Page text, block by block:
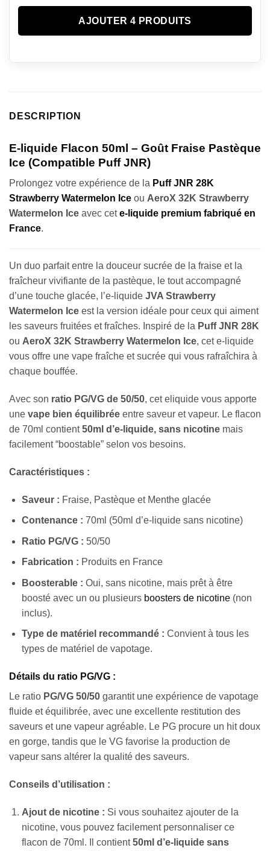
AJOUTER 4 PRODUITS
DESCRIPTION
E-liquide Flacon 50ml – Goût Fraise Pastèque
Ice (Compatible Puff JNR)
Prolongez votre expérience de la Puff JNR 28K
Strawberry Watermelon Ice ou AeroX 32K Strawberry
Watermelon Ice avec cete-liquide premium fabriqué en
France.
Un duo parfait entre la douceur sucrée de la fraise et la
fraîcheur vivifiante de la pastèque, le tout accompagné
d’une touche glacée, l’e-liquide JVA Strawberry
Watermelon Ice est la version idéale pour ceux qui aiment
les saveurs fruitées et fraîches. Inspiré de la Puff JNR 28K
ou AeroX 32K Strawberry Watermelon Ice, cet e-liquide
vous offre une vape fraîche et sucrée qui vous rafraîchira à
chaque bouffée.
Avec son ratio PG/VG de 50/50, cet eliquide vous apporte
une vape bien équilibrée entre saveur et vapeur. Le flacon
de 70ml contient50ml d’e-liquide, sans nicotine mais
facilement “boostable” selon vos besoins.
Caractéristiques :
Saveur : Fraise, Pastèque et Menthe glacée
Contenance : 70ml (50ml d’e-liquide sans nicotine)
Ratio PG/VG : 50/50
Fabrication : Produits en France
Boosterable : Oui, sans nicotine, mais prêt à être
boosté avec un ou plusieurs boosters de nicotine(non
inclus).
Type de matériel recommandé : Convient à tous les
types de matériel de vapotage.
Détails du ratio PG/VG :
Le ratio PG/VG 50/50 garantit une expérience de vapotage
fluide et équilibrée, avec une excellente restitution des
saveurs et une vapeur agréable. Le PG procure un hit doux
en gorge, tandis que le VG favorise la production de
vapeur sans altérer la qualité des saveurs.
Conseils d’utilisation :
Ajout de nicotine : Si vous souhaitez ajouter de la
nicotine, vous pouvez facilement personnaliser ce
flacon de 70ml. Il contient50ml d’e-liquide sans